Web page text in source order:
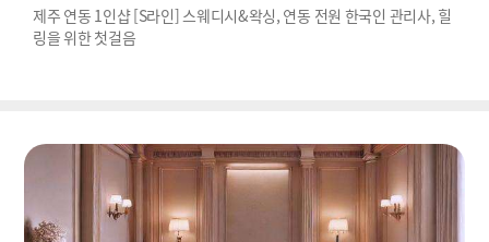
제주 연동 1인샵 [S라인] 스웨디시&왁싱, 연동 전원 한국인 관리사, 힐
링을 위한 첫걸음